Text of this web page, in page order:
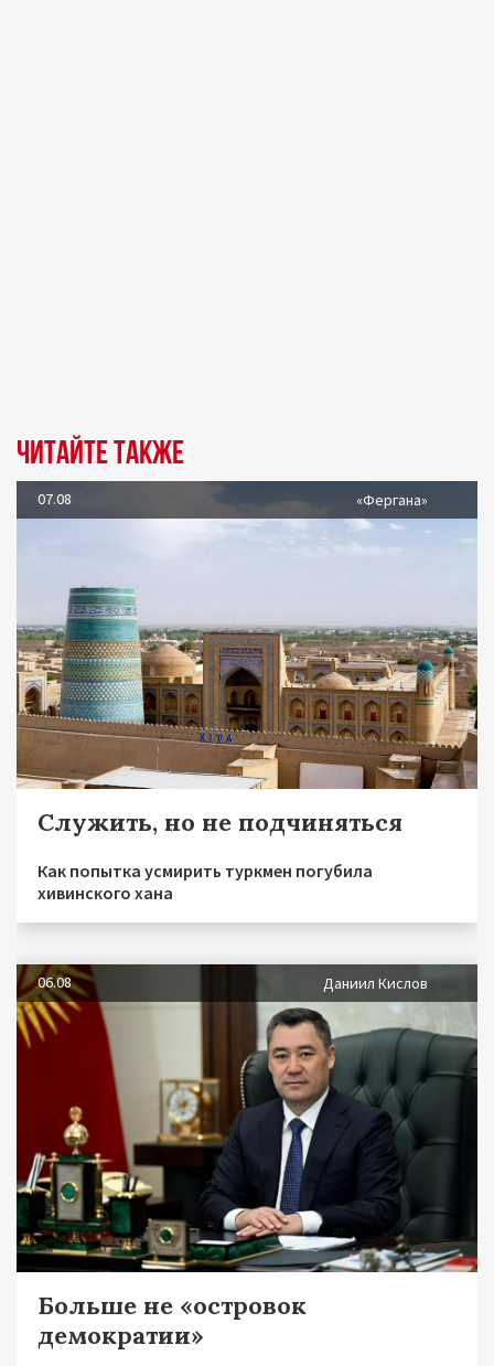
Читайте также
07.08 «Фергана»
Служить, но не подчиняться
Как попытка усмирить туркмен погубила
хивинского хана
06.08 Даниил Кислов
Больше не «островок
демократии»